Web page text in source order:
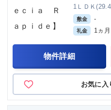
1ＬＤＫ
敷金 -
礼金 1ヵ月
物件詳細
お気に入